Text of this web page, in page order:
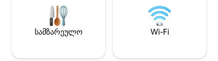
სამზარეულო Wi-Fi